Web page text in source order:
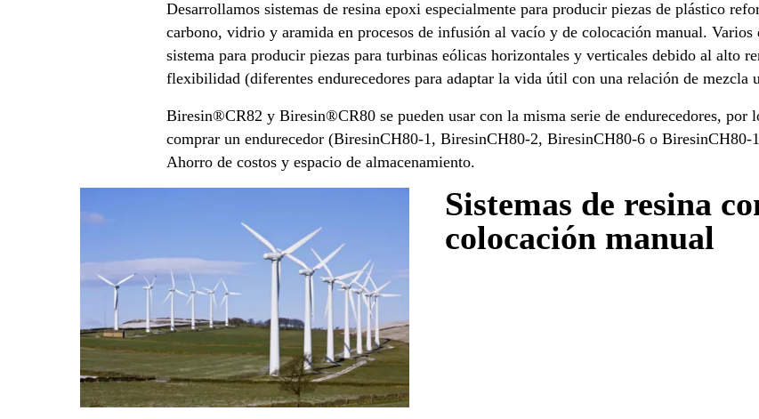
Desarrollamos sistemas de resina epoxi especialmente para producir piezas de plástico
carbono, vidrio y aramida en procesos de infusión al vacío y de colocación manual. Varios
sistema para producir piezas para turbinas eólicas horizontales y verticales debido al alto
flexibilidad (diferentes endurecedores para adaptar la vida útil con una relación de mezcla
Biresin®CR82 y Biresin®CR80 se pueden usar con la misma serie de endurecedores, por
comprar un endurecedor (BiresinCH80-1, BiresinCH80-2, BiresinCH80-6 o BiresinCH80-
Ahorro de costos y espacio de almacenamiento.
Sistemas de resina
colocación manual